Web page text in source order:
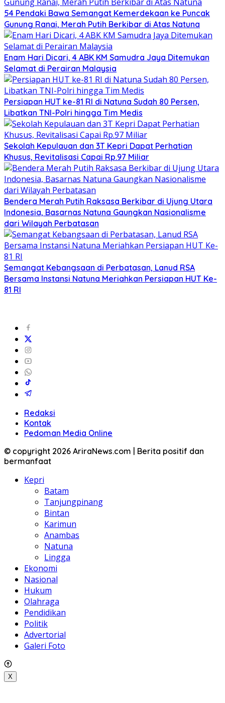
54 Pendaki Bawa Semangat Kemerdekaan ke Puncak
Gunung Ranai, Merah Putih Berkibar di Atas Natuna
Enam Hari Dicari, 4 ABK KM Samudra Jaya Ditemukan
Selamat di Perairan Malaysia
Persiapan HUT ke-81 RI di Natuna Sudah 80 Persen,
Libatkan TNI-Polri hingga Tim Medis
Sekolah Kepulauan dan 3T Kepri Dapat Perhatian
Khusus, Revitalisasi Capai Rp.97 Miliar
Bendera Merah Putih Raksasa Berkibar di Ujung Utara
Indonesia, Basarnas Natuna Gaungkan Nasionalisme
dari Wilayah Perbatasan
Semangat Kebangsaan di Perbatasan, Lanud RSA
Bersama Instansi Natuna Meriahkan Persiapan HUT Ke-
81 RI
Redaksi
Kontak
Pedoman Media Online
© copyright 2026 AriraNews.com | Berita positif dan
bermanfaat
Kepri
Batam
Tanjungpinang
Bintan
Karimun
Anambas
Natuna
Lingga
Ekonomi
Nasional
Hukum
Olahraga
Pendidikan
Politik
Advertorial
Galeri Foto
X